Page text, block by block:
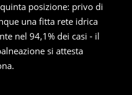
posizione: privo di
una fitta rete idrica
nel 94,1% dei casi - il
si attesta